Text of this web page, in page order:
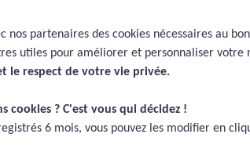
Politiques
Sécurité,
nos partenaires des cookies nécessaires au
utiles pour améliorer et personnaliser votre
le respect de votre vie privée.​
cookies ? C'est vous qui décidez !​
6 mois, vous pouvez les modifier en